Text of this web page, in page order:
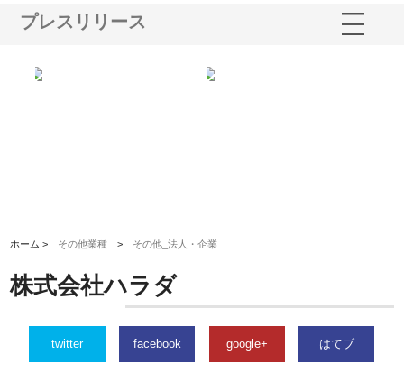
プレスリリース
ホーム > その他業種 > その他_法人・企業
株式会社ハラダ
twitter facebook google+ はてブ